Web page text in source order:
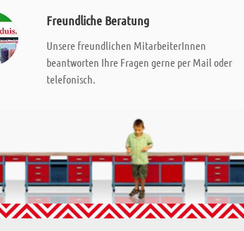
Freundliche Beratung
Unsere freundlichen MitarbeiterInnen
beantworten Ihre Fragen gerne per Mail oder
telefonisch.